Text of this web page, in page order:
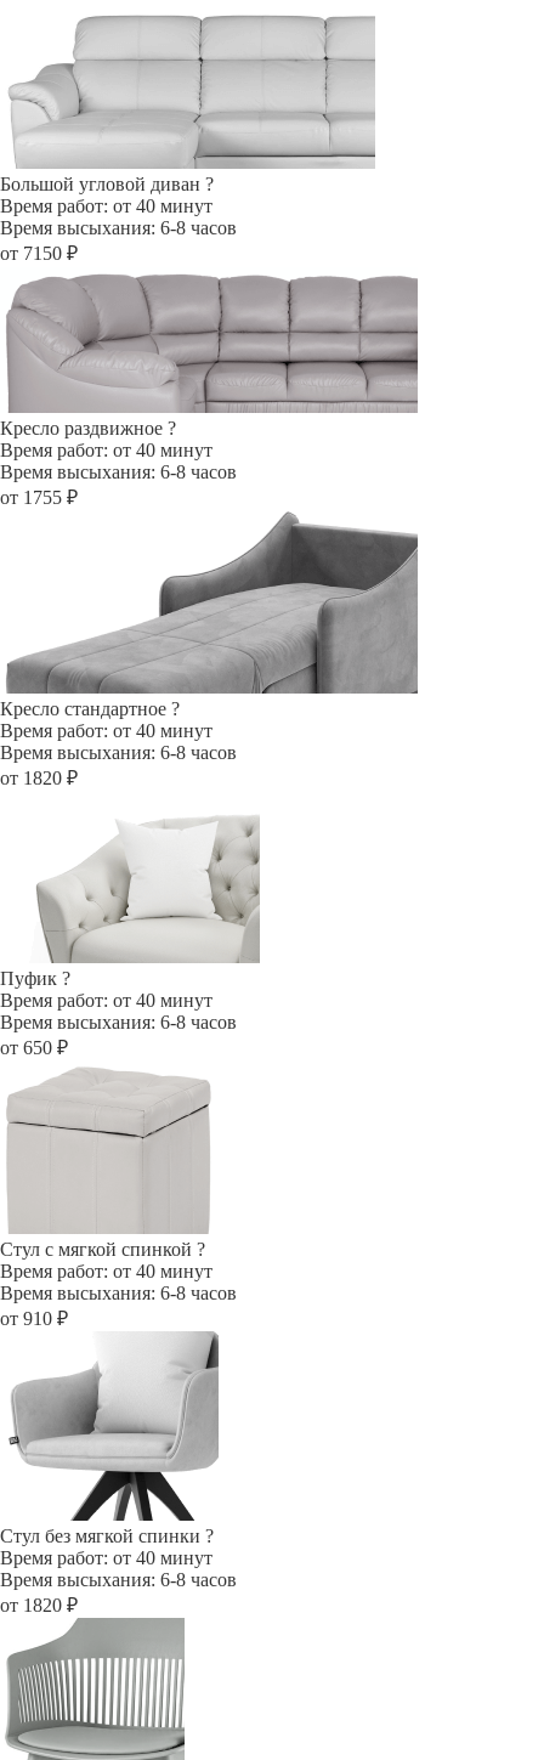
Большой угловой диван ?
Время работ: от 40 минут
Время высыхания: 6-8 часов
от 7150 ₽
Кресло раздвижное ?
Время работ: от 40 минут
Время высыхания: 6-8 часов
от 1755 ₽
Кресло стандартное ?
Время работ: от 40 минут
Время высыхания: 6-8 часов
от 1820 ₽
Пуфик ?
Время работ: от 40 минут
Время высыхания: 6-8 часов
от 650 ₽
Стул с мягкой спинкой ?
Время работ: от 40 минут
Время высыхания: 6-8 часов
от 910 ₽
Стул без мягкой спинки ?
Время работ: от 40 минут
Время высыхания: 6-8 часов
от 1820 ₽